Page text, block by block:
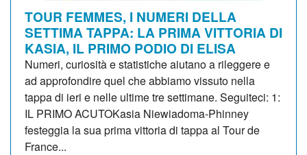
TOUR FEMMES, I NUMERI DELLA
SETTIMA TAPPA: LA PRIMA VITTORIA DI
KASIA, IL PRIMO PODIO DI ELISA
Numeri, curiosità e statistiche aiutano a rileggere e
ad approfondire quel che abbiamo vissuto nella
tappa di ieri e nelle ultime tre settimane. Seguiteci: 1:
IL PRIMO ACUTOKasia Niewiadoma-Phinney
festeggia la sua prima vittoria di tappa al Tour de
France...